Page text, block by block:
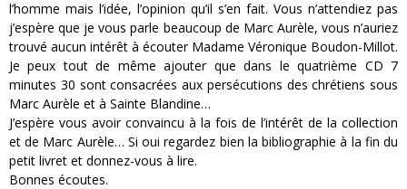
l’homme mais l’idée, l’opinion qu’il s’en fait. Vous n’attendiez pas
j’espère que je vous parle beaucoup de Marc Aurèle, vous n’auriez
trouvé aucun intérêt à écouter Madame Véronique Boudon-Millot.
Je peux tout de même ajouter que dans le quatrième CD 7
minutes 30 sont consacrées aux persécutions des chrétiens sous
Marc Aurèle et à Sainte Blandine…
J’espère vous avoir convaincu à la fois de l’intérêt de la collection
et de Marc Aurèle… Si oui regardez bien la bibliographie à la fin du
petit livret et donnez-vous à lire.
Bonnes écoutes.